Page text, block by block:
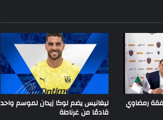
رمضاوي ليغانيس يضم لوكا زيدان لموسم واحد
قادمًا من غرناطة